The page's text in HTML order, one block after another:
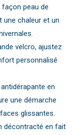
façon peau de
chaleur et un
velcro, ajustez
personnalisé
en
une démarche
glissantes.
décontracté en fait